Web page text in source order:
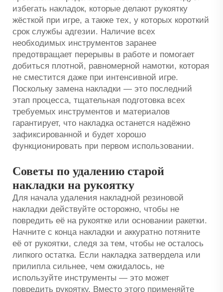
избегать накладок, которые делают рукоятку
жёсткой при игре, а также тех, у которых короткий
срок службы адгезии. Наличие всех
необходимых инструментов заранее
предотвращает перерывы в работе и помогает
добиться плотной, равномерной намотки, которая
не сместится даже при интенсивной игре.
Поскольку замена накладки — это последний
этап процесса, тщательная подготовка всех
требуемых инструментов и материалов
гарантирует, что накладка останется надёжно
зафиксированной и будет хорошо
функционировать при первом использовании.
Советы по удалению старой
накладки на рукоятку
Для начала удаления накладной резиновой
накладки действуйте осторожно, чтобы не
повредить её на рукоятке или основании ракетки.
Начните с конца накладки и аккуратно потяните
её от рукоятки, следя за тем, чтобы не осталось
липкого остатка. Если накладка затвердела или
прилипла сильнее, чем ожидалось, не
используйте инструменты — это может
повредить рукоятку. Вместо этого применяйте